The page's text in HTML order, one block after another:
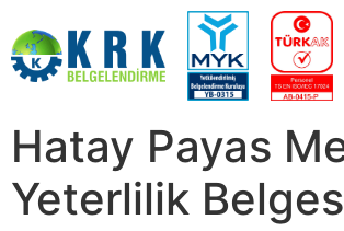
Hatay Payas
Yeterlilik